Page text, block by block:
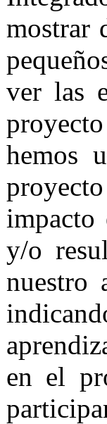
mostrar
ver las
hemos
impacto
y/o
nuestro
en el